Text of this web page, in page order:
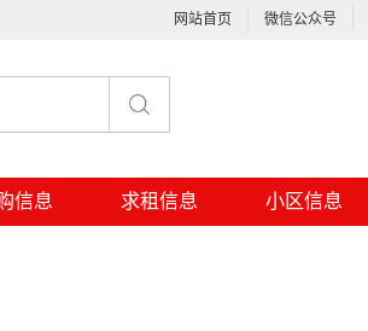
网站首页 微信公众号
信息 求租信息 小区信息